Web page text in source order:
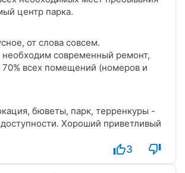
центр парка.
от слова совсем.
современный ремонт,
70% всех помещений (номеров и
бюветы, парк, терренкуры -
Хороший приветливый
3